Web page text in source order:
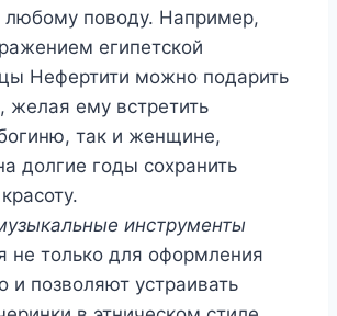
любому поводу. Например,
египетской
Нефертити можно подарить
желая ему встретить
так и женщине,
долгие годы сохранить
инструменты
не только для оформления
и позволяют устраивать